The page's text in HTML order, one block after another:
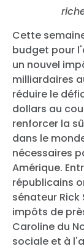
Cette
budget pour
un nouvel
milliardaires
réduire le
dollars au
renforcer la
dans le
nécessaires
Amérique.
républicains
sénateur
impôts de
Caroline du
sociale et à